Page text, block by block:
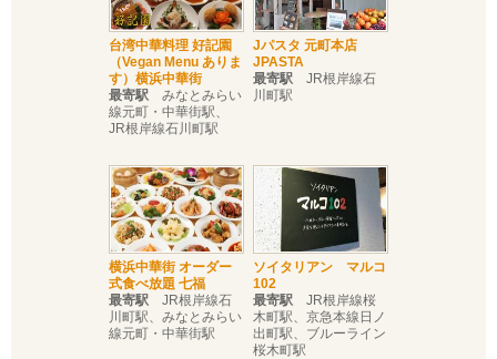
台湾中華料理 好記園
（Vegan Menu ありま
す）横浜中華街
最寄駅 みなとみらい
線元町・中華街駅、
JR根岸線石川町駅
Jパスタ 元町本店
JPASTA
最寄駅 JR根岸線石
川町駅
横浜中華街 オーダー
式食べ放題 七福
最寄駅 JR根岸線石
川町駅、みなとみらい
線元町・中華街駅
ソイタリアン マルコ
102
最寄駅 JR根岸線桜
木町駅、京急本線日ノ
出町駅、ブルーライン
桜木町駅